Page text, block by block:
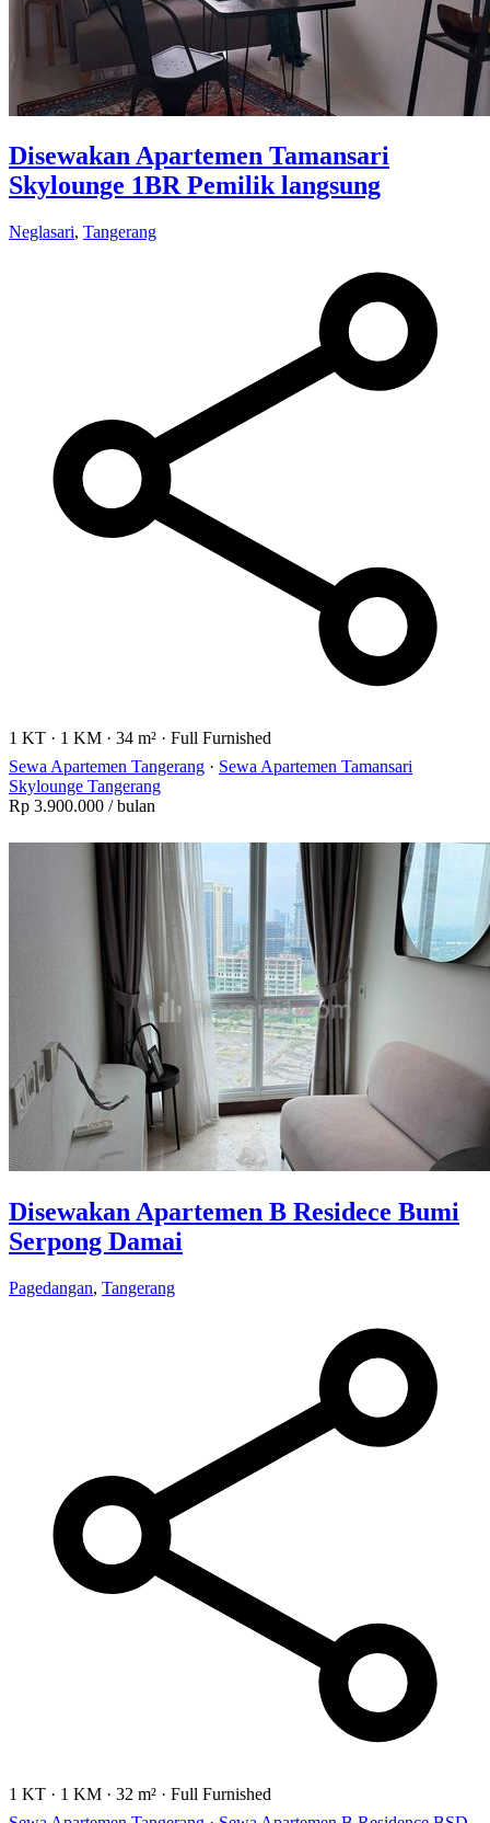
Disewakan Apartemen Tamansari
Skylounge 1BR Pemilik langsung
Neglasari, Tangerang
1 KT · 1 KM · 34 m² · Full Furnished
Sewa Apartemen Tangerang · Sewa Apartemen Tamansari
Skylounge Tangerang
Rp 3.900.000 / bulan
Disewakan Apartemen B Residece Bumi
Serpong Damai
Pagedangan, Tangerang
1 KT · 1 KM · 32 m² · Full Furnished